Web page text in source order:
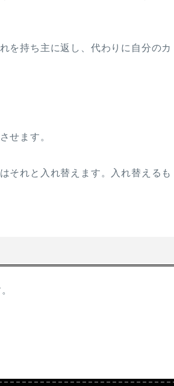
を持ち主に返し、代わりに自分のカ
せます。
それと入れ替えます。入れ替えるも